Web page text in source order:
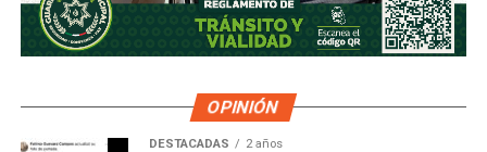
OPINIÓN
DESTACADAS 2 años